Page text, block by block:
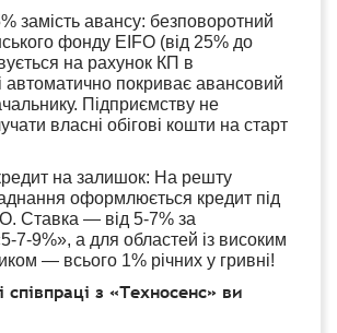
замість авансу: безповоротний
фонду EIFO (від 25% до
на рахунок КП в
автоматично покриває авансовий
Підприємству не
власні обігові кошти на старт
на залишок: На решту
оформлюється кредит під
Ставка — від 5-7% за
7-9%», а для областей із високим
— всього 1% річних у гривні!
співпраці з «Техносенс» ви